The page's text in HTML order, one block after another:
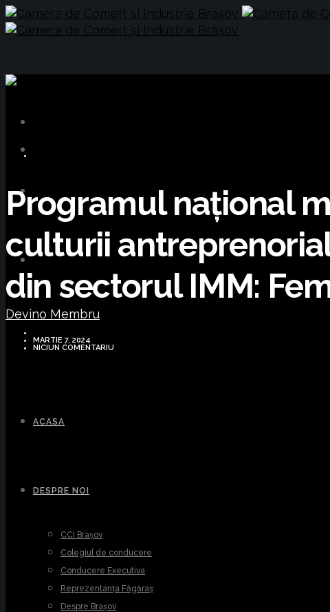
Devino Membru
ACASA
DESPRE NOI
CCI Brașov
Colegiul de conducere
Conducere Executiva
Reprezentanța Făgăraș
Despre Brașov
Programul național
culturii
din sectorul IMM:
MARTIE 7, 2024
NICIUN COMENTARIU